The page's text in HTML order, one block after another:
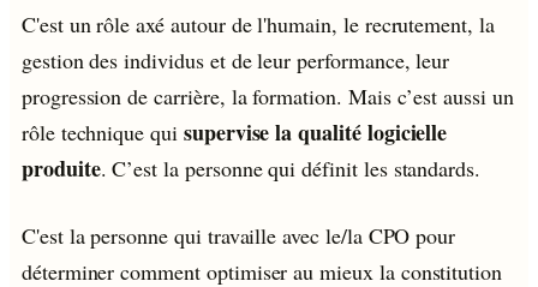
C'est un rôle axé autour de l'humain, le recrutement, la
gestion des individus et de leur performance, leur
progression de carrière, la formation. Mais c’est aussi un
rôle technique qui supervise la qualité logicielle
produite. C’est la personne qui définit les standards.
C'est la personne qui travaille avec le/la CPO pour
déterminer comment optimiser au mieux la constitution